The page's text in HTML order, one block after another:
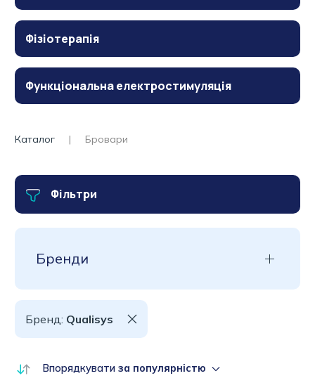
Фізіотерапія
Функціональна електростимуляція
Каталог Бровари
Фільтри
Бренди
Бренд: Qualisys
Впорядкувати за популярністю